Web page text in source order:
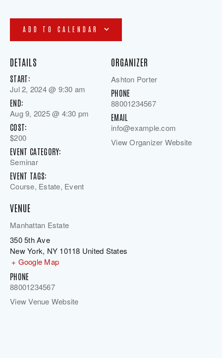
ADD TO CALENDAR
DETAILS
START:
Jul 2, 2024 @ 9:30 am
END:
Aug 9, 2025 @ 4:30 pm
COST:
$200
EVENT CATEGORY:
Seminar
EVENT TAGS:
Course, Estate, Event
ORGANIZER
Ashton Porter
PHONE
88001234567
EMAIL
info@example.com
View Organizer Website
VENUE
Manhattan Estate
350 5th Ave
New York, NY 10118 United States
+ Google Map
PHONE
88001234567
View Venue Website